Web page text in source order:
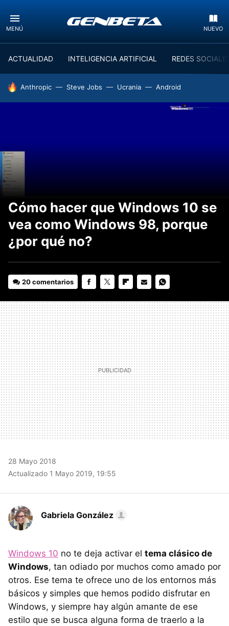
MENÚ NUEVO
ACTUALIDAD INTELIGENCIA ARTIFICIAL REDES
HOY SE HABLA DE
Anthropic Steve Jobs Ucrania Android
Cómo hacer que Windows 10 se
vea como Windows 98, porque
¿por qué no?
20 comentarios
MAIL
28 Mayo 2018
Actualizado 1 Mayo 2019, 19:55
Gabriela González
Windows 10 no te deja activar el tema clásico de
Windows, tan odiado por muchos como amado por
otros. Ese tema te ofrece uno de los entornos más
básicos y simples que hemos podido disfrutar en
Windows, y siempre hay algún amante de ese
estilo que se busca alguna forma de traerlo a la